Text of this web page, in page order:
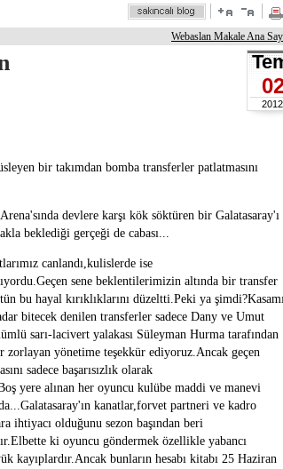
Webaslan Makale Ana
2012
bir takımdan bomba transferler patlatmasını
devlere karşı kök söktüren bir Galatasaray'ı
beklediği gerçeği de cabası...
canlandı,kulislerde ise
sene beklentilerimizin altında bir transfer
bu hayal kırıklıklarını düzeltti.Peki ya
bitecek denilen transferler sadece Dany ve Umut
sarı-lacivert yalakası Süleyman Hurma tarafından
zorlayan yönetime teşekkür ediyoruz.Ancak geçen
sadece başarısızlık olarak
yere alınan her oyuncu kulübe maddi ve manevi
kanatlar,forvet partneri ve kadro
ihtiyacı olduğunu sezon başından beri
ki oyuncu göndermek özellikle yabancı
kayıplardır.Ancak bunların hesabı kitabı 25 Haziran